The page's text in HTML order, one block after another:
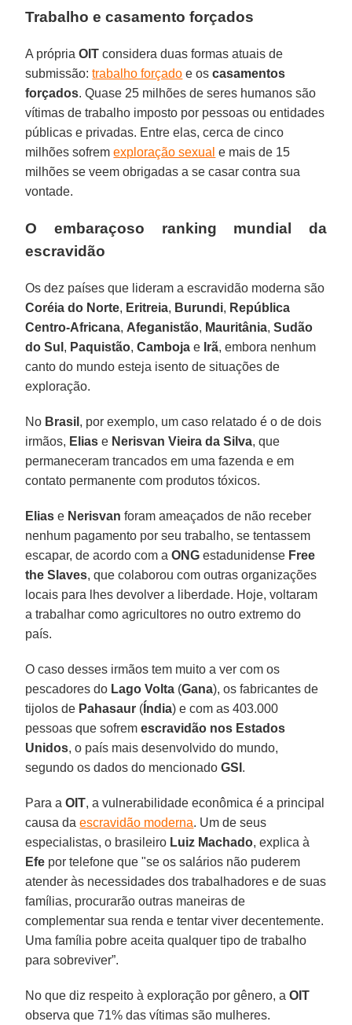
Trabalho e casamento forçados
A própriaOIT considera duas formas atuais de
submissão:trabalho forçado e oscasamentos
forçados. Quase 25 milhões de seres humanos são
vítimas de trabalho imposto por pessoas ou entidades
públicas e privadas. Entre elas, cerca de cinco
milhões sofremexploração sexual e mais de 15
milhões se veem obrigadas a se casar contra sua
vontade.
O embaraçoso ranking mundial da
escravidão
Os dez países que lideram a escravidão moderna são
Coréia do Norte, Eritreia, Burundi, República
Centro-Africana, Afeganistão, Mauritânia,Sudão
do Sul , Paquistão,Camboja e Irã, embora nenhum
canto do mundo esteja isento de situações de
exploração.
No Brasil , por exemplo, um caso relatado é o de dois
irmãos, Elias e Nerisvan Vieira da Silva, que
permaneceram trancados em uma fazenda e em
contato permanente com produtos tóxicos.
Elias e Nerisvan foram ameaçados de não receber
nenhum pagamento por seu trabalho, se tentassem
escapar, de acordo com aONG estadunidense Free
the Slaves, que colaborou com outras organizações
locais para lhes devolver a liberdade. Hoje, voltaram
a trabalhar como agricultores no outro extremo do
país.
O caso desses irmãos tem muito a ver com os
pescadores do Lago Volta (Gana), os fabricantes de
tijolos de Pahasaur ( Índia) e com as 403.000
pessoas que sofremescravidão nos Estados
Unidos, o país mais desenvolvido do mundo,
segundo os dados do mencionadoGSI .
Para aOIT, a vulnerabilidade econômica é a principal
causa daescravidão moderna. Um de seus
especialistas, o brasileiro Luiz Machado, explica à
Efe por telefone que "se os salários não puderem
atender às necessidades dos trabalhadores e de suas
famílias, procurarão outras maneiras de
complementar sua renda e tentar viver decentemente.
Uma família pobre aceita qualquer tipo de trabalho
para sobreviver”.
No que diz respeito à exploração por gênero, aOIT
observa que 71% das vítimas são mulheres.